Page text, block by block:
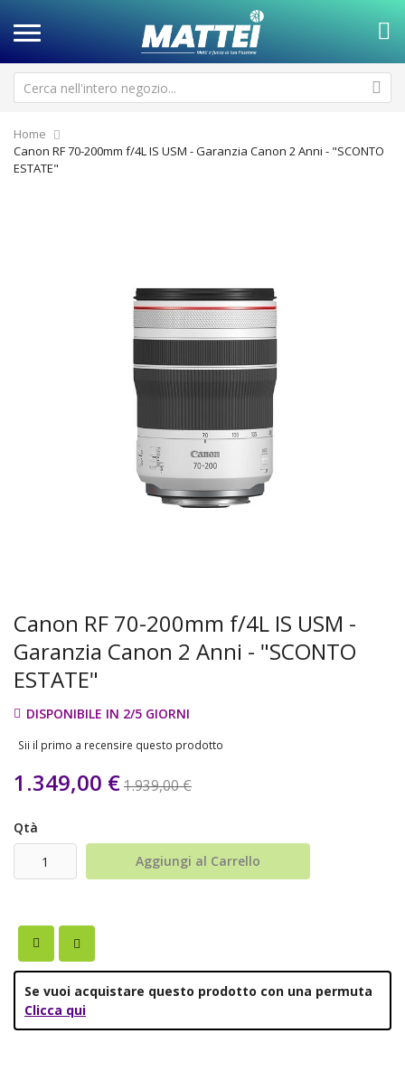
Home
Canon RF 70-200mm f/4L IS USM - Garanzia Canon 2 Anni - "SCONTO
ESTATE"
Canon RF 70-200mm f/4L IS USM -
Garanzia Canon 2 Anni - "SCONTO
ESTATE"
DISPONIBILE IN 2/5 GIORNI
Sii il primo a recensire questo prodotto
1.349,00 €1.939,00 €
Qtà
Aggiungi al Carrello
Se vuoi acquistare questo prodotto con una permuta
Clicca qui